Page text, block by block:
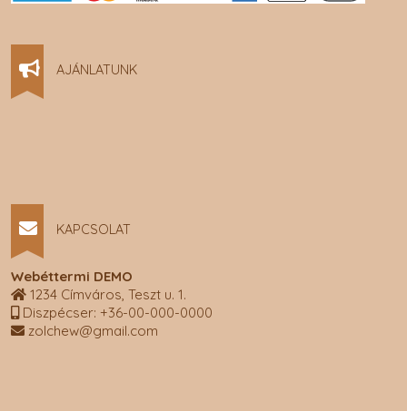
AJÁNLATUNK
KAPCSOLAT
Webéttermi DEMO
1234 Címváros, Teszt u. 1.
Diszpécser: +36-00-000-0000
zolchew@gmail.com